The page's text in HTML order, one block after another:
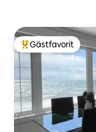
Populär gästfavorit
Gästfavorit